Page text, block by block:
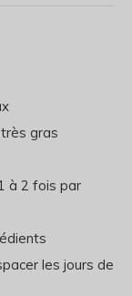
gras
à 2 fois par
les jours de